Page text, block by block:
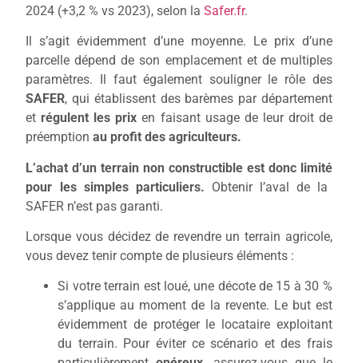
2024 (+3,2 % vs 2023), selon laSafer.fr.
Il s’agit évidemment d’une moyenne. Le prix d’une
parcelle dépend de son emplacement et de multiples
paramètres. Il faut également souligner le rôle des
SAFER, qui établissent des barèmes par département
et régulent les prix en faisant usage de leur droit de
préemptionau profit des agriculteurs.
L’achat d’un terrain non constructible est donc limité
pour les simples particuliers. Obtenir l’aval de la
SAFER n’est pas garanti.
Lorsque vous décidez de revendreun terrain agricole,
vous devez tenir compte de plusieurs éléments :
Si votre terrain est loué, une décote de 15 à 30 %
s’applique au moment de la revente. Le but est
évidemment de protéger le locataire exploitant
du terrain. Pour éviter ce scénario et des frais